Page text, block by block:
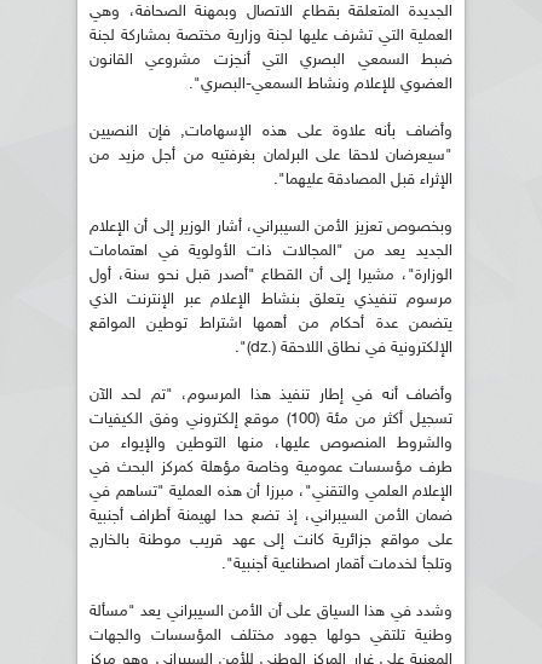
الجديدة المتعلقة بقطاع الاتصال وبمهنة الصحافة، وهي
العملية التي تشرف عليها لجنة وزارية مختصة بمشاركة لجنة
ضبط السمعي البصري التي أنجزت مشروعي القانون
العضوي للإعلام ونشاط السمعي-البصري".
وأضاف بأنه علاوة على هذه الإسهامات, فإن النصيين
"سيعرضان لاحقا على البرلمان بغرفتيه من أجل مزيد من
الإثراء قبل المصادقة عليهما".
وبخصوص تعزيز الأمن السيبراني، أشار الوزير إلى أن الإعلام
الجديد يعد من "المجالات ذات الأولوية في اهتمامات
الوزارة"، مشيرا إلى أن القطاع "أصدر قبل نحو سنة، أول
مرسوم تنفيذي يتعلق بنشاط الإعلام عبر الإنترنت الذي
يتضمن عدة أحكام من أهمها اشتراط توطين المواقع
الإلكترونية في نطاق اللاحقة (.dz)".
وأضاف أنه في إطار تنفيذ هذا المرسوم، "تم لحد الآن
تسجيل أكثر من مئة (100) موقع إلكتروني وفق الكيفيات
والشروط المنصوص عليها، منها التوطين والإيواء من
طرف مؤسسات عمومية وخاصة مؤهلة كمركز البحث في
الإعلام العلمي والتقني"، مبرزا أن هذه العملية "تساهم في
ضمان الأمن السيبراني، إذ تضع حدا لهيمنة أطراف أجنبية
على مواقع جزائرية كانت إلى عهد قريب موطنة بالخارج
وتلجأ لخدمات أقمار اصطناعية أجنبية".
وشدد في هذا السياق على أن الأمن السيبراني يعد "مسألة
وطنية تلتقي حولها جهود مختلف المؤسسات والجهات
المعنية على غرار المركز الوطني للأمن السيبراني وهو مركز